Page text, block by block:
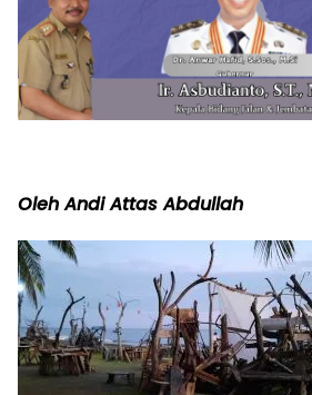
Oleh Andi Attas Abdullah